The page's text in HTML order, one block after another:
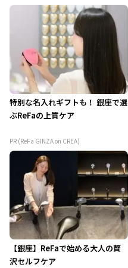
特別な名入れギフトも！ 銀座で選
ぶReFaの上質ケア
PR (ReFa GINZA on CREA)
【銀座】ReFaで始める大人の贅
沢セルフケア